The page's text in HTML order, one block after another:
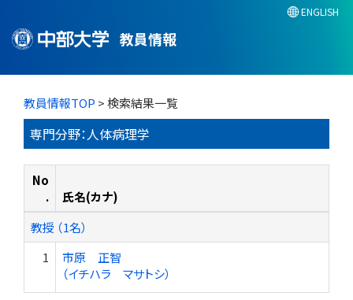
教員情報
ENGLISH
教員情報TOP > 検索結果一覧
専門分野：人体病理学
No
.
氏名(カナ)
教授 （1名）
1
市原 正智
（イチハラ マサトシ）